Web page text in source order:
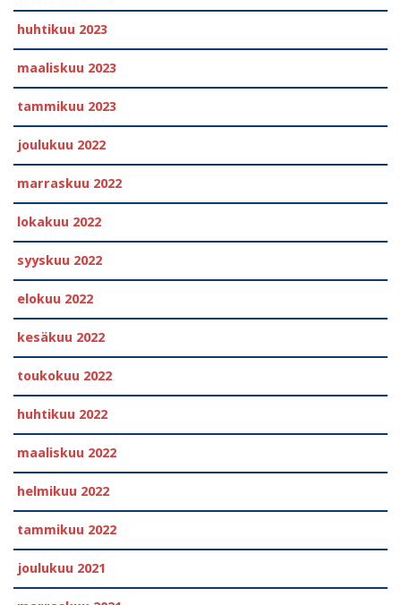
huhtikuu 2023
maaliskuu 2023
tammikuu 2023
joulukuu 2022
marraskuu 2022
lokakuu 2022
syyskuu 2022
elokuu 2022
kesäkuu 2022
toukokuu 2022
huhtikuu 2022
maaliskuu 2022
helmikuu 2022
tammikuu 2022
joulukuu 2021